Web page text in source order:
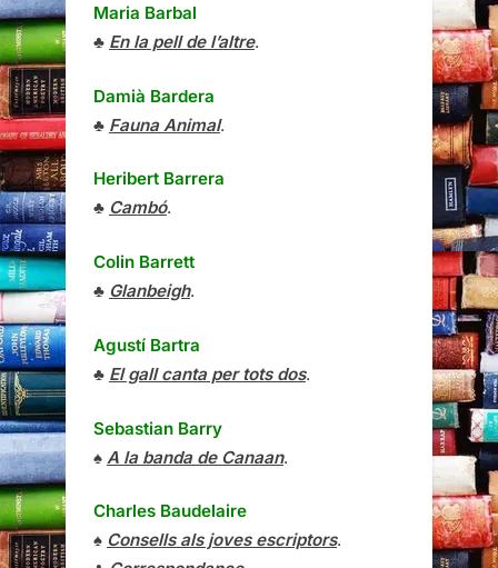
Maria Barbal
♣ En la pell de l’altre.
Damià Bardera
♣ Fauna Animal.
Heribert Barrera
♣ Cambó.
Colin Barrett
♣ Glanbeigh.
Agustí Bartra
♣ El gall canta per tots dos.
Sebastian Barry
♠ A la banda de Canaan.
Charles Baudelaire
♠ Consells als joves escriptors.